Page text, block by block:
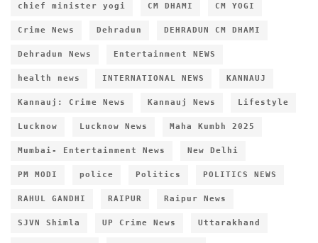
chief minister yogi CM DHAMI CM YOGI
Crime News Dehradun DEHRADUN CM DHAMI
Dehradun News Entertainment NEWS
health news INTERNATIONAL NEWS KANNAUJ
Kannauj: Crime News Kannauj News Lifestyle
Lucknow Lucknow News Maha Kumbh 2025
Mumbai- Entertainment News New Delhi
PM MODI police Politics POLITICS NEWS
RAHUL GANDHI RAIPUR Raipur News
SJVN Shimla UP Crime News Uttarakhand